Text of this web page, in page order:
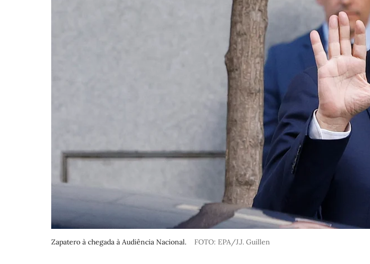
Zapatero à chegada à Audiência Nacional. FOTO: EPA/J.J. Guillen